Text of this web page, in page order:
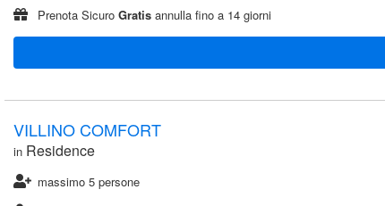
Prenota Sicuro Gratis annulla fino a 14 giorni
VILLINO COMFORT
in Residence
massimo 5 persone